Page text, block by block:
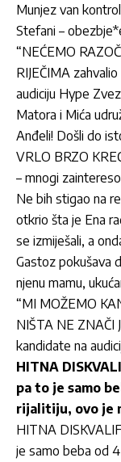
Munjez van
Stefani –
“NEĆEMO
RIJEČIMA
audiciju Hype
Matora i Mića
Anđeli! Došli do
VRLO BRZO
– mnogi
Ne bih stigao na
otkrio šta je Ena
se izmiješali, a
Gastoz pokušava
njenu mamu,
“MI MOŽEMO
NIŠTA NE ZNAČI
kandidate na
HITNA
pa to je samo
rijalitiju, ovo je
HITNA
je samo beba od